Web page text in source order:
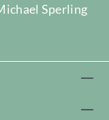
Sperling